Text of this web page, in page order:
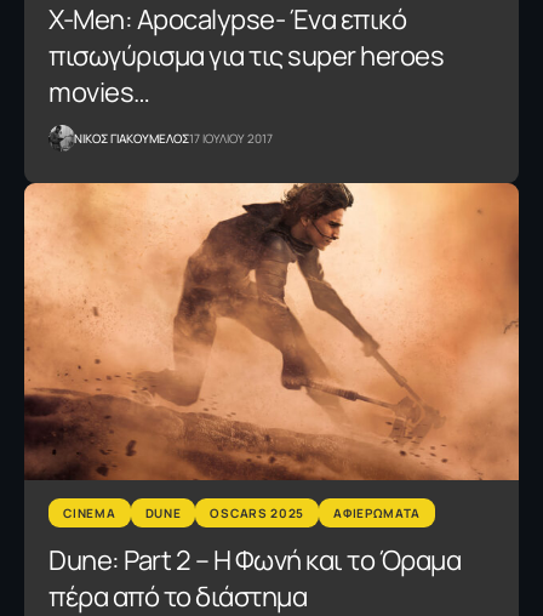
X-Men: Apocalypse- Ένα επικό
πισωγύρισμα για τις super heroes
movies…
NΙΚΟΣ ΓΙΑΚΟΥΜΕΛΟΣ17 ΙΟΥΛΙΟΥ 2017
CINEMA DUNE OSCARS 2025 ΑΦΙΕΡΩΜΑΤΑ
Dune: Part 2 – H Φωνή και το Όραμα
πέρα από το διάστημα